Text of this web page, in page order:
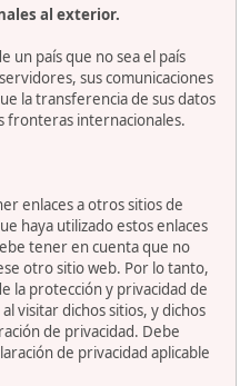
al exterior.
un país que no sea el país
sus comunicaciones
la transferencia de sus datos
fronteras internacionales.
enlaces a otros sitios de
haya utilizado estos enlaces
tener en cuenta que no
otro sitio web. Por lo tanto,
la protección y privacidad de
visitar dichos sitios, y dichos
de privacidad. Debe
de privacidad aplicable